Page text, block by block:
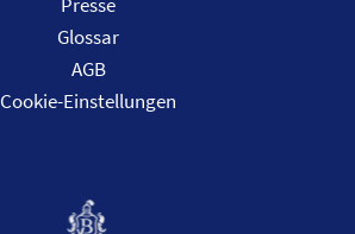
Glossar
AGB
Cookie-Einstellungen